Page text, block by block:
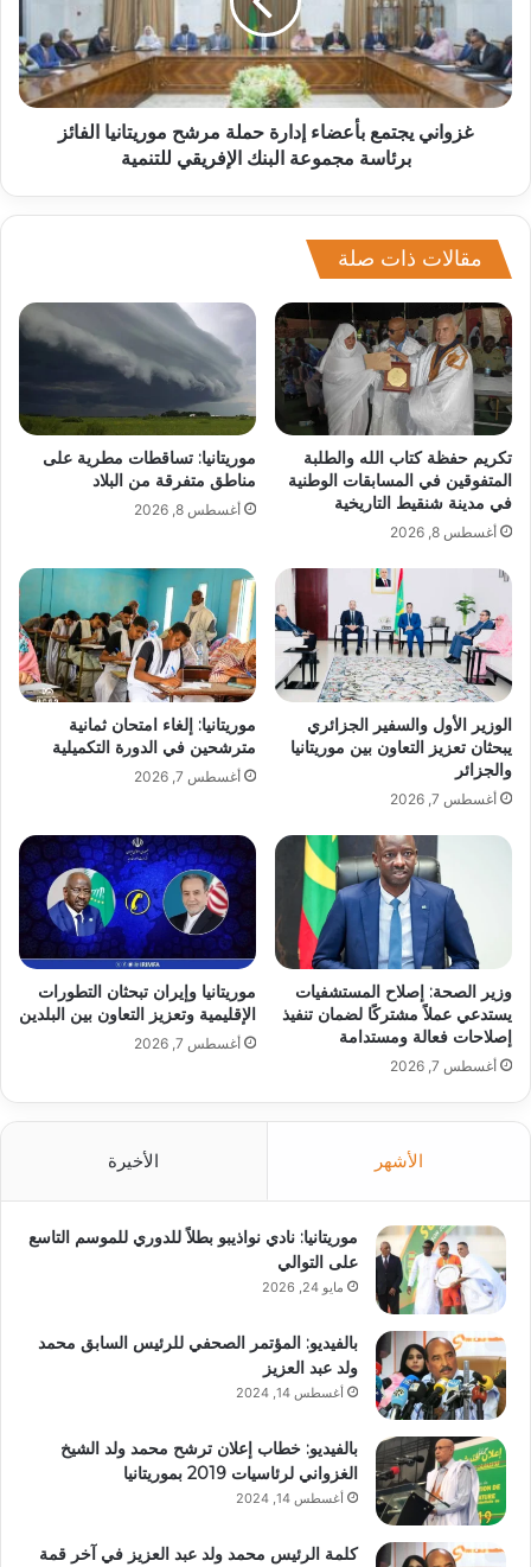
غزواني يجتمع بأعضاء إدارة حملة مرشح موريتانيا الفائز
برئاسة مجموعة البنك الإفريقي للتنمية
مقالات ذات صلة
تكريم حفظة كتاب الله والطلبة
المتفوقين في المسابقات الوطنية
في مدينة شنقيط التاريخية
أغسطس 8, 2026
موريتانيا: تساقطات مطرية على
مناطق متفرقة من البلاد
أغسطس 8, 2026
الوزير الأول والسفير الجزائري
يبحثان تعزيز التعاون بين موريتانيا
والجزائر
أغسطس 7, 2026
موريتانيا: إلغاء امتحان ثمانية
مترشحين في الدورة التكميلية
أغسطس 7, 2026
وزير الصحة: إصلاح المستشفيات
يستدعي عملاً مشتركًا لضمان تنفيذ
إصلاحات فعالة ومستدامة
أغسطس 7, 2026
موريتانيا وإيران تبحثان التطورات
الإقليمية وتعزيز التعاون بين البلدين
أغسطس 7, 2026
الأشهر الأخيرة
موريتانيا: نادي نواذيبو بطلاً للدوري للموسم التاسع
على التوالي
مايو 24, 2026
بالفيديو: المؤتمر الصحفي للرئيس السابق محمد
ولد عبد العزيز
أغسطس 14, 2024
بالفيديو: خطاب إعلان ترشح محمد ولد الشيخ
الغزواني لرئاسيات 2019 بموريتانيا
أغسطس 14, 2024
كلمة الرئيس محمد ولد عبد العزيز في آخر قمة